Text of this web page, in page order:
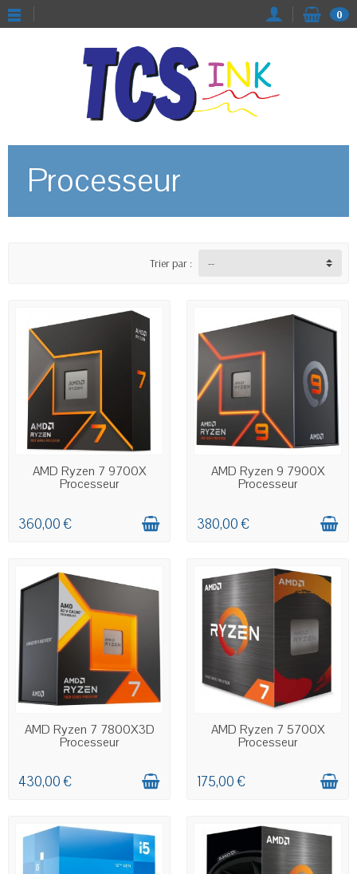
0
Processeur
Trier par :
EN STOCK
AMD Ryzen 7 9700X
Processeur
360,00 €
EN STOCK
AMD Ryzen 9 7900X
Processeur
380,00 €
EN STOCK
AMD Ryzen 7 7800X3D
Processeur
430,00 €
EN STOCK
AMD Ryzen 7 5700X
Processeur
175,00 €